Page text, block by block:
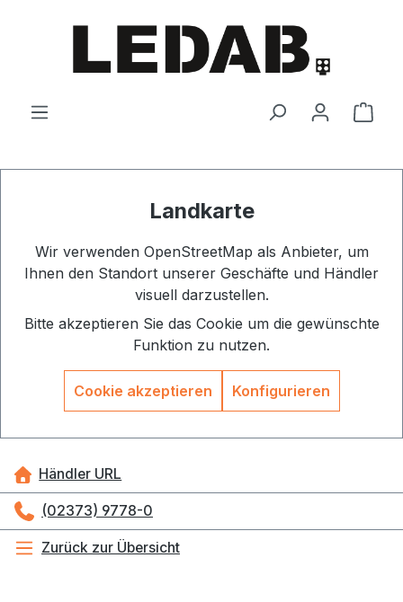
Landkarte
Wir verwenden OpenStreetMap als Anbieter, um
Ihnen den Standort unserer Geschäfte und Händler
visuell darzustellen.
Bitte akzeptieren Sie das Cookie um die gewünschte
Funktion zu nutzen.
Cookie akzeptieren Konfigurieren
Händler URL
(02373) 9778-0
Zurück zur Übersicht